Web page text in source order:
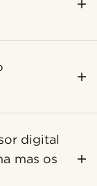
digital
mas os